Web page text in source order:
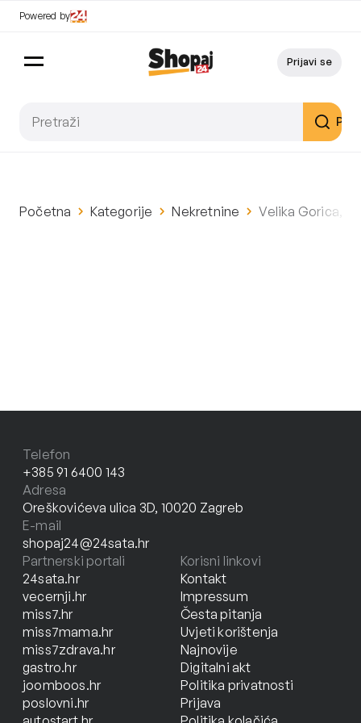
Powered by
Prijavi se
Početna Kategorije Nekretnine Velika Gorica,
Telefon
+385 91 6400 143
Adresa
Oreškovićeva ulica 3D, 10020 Zagreb
E-mail
shopaj24@24sata.hr
Partnerski portali
24sata.hr
vecernji.hr
miss7.hr
miss7mama.hr
miss7zdrava.hr
gastro.hr
joomboos.hr
poslovni.hr
Korisni linkovi
Kontakt
Impressum
Česta pitanja
Uvjeti korištenja
Najnovije
Digitalni akt
Politika privatnosti
Prijava